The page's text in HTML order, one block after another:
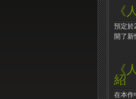
《
預定於
開了新
《
紹
在本作